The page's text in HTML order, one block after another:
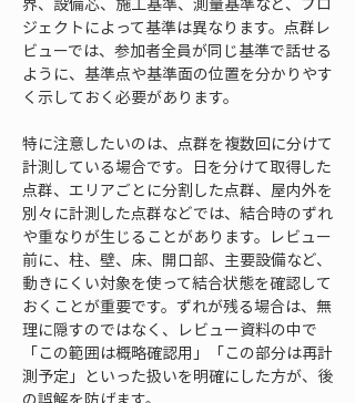
ジェクトによって基準は異なります。点群レ
ビューでは、参加者全員が同じ基準で話せる
ように、基準点や基準面の位置を分かりやす
く示しておく必要があります。
特に注意したいのは、点群を複数回に分けて
計測している場合です。日を分けて取得した
点群、エリアごとに分割した点群、屋内外を
別々に計測した点群などでは、結合時のずれ
や重なりが生じることがあります。レビュー
前に、柱、壁、床、開口部、主要設備など、
動きにくい対象を使って結合状態を確認して
おくことが重要です。ずれが残る場合は、無
理に隠すのではなく、レビュー資料の中で
「この範囲は概略確認用」「この部分は再計
測予定」といった扱いを明確にした方が、後
の誤解を防げます。